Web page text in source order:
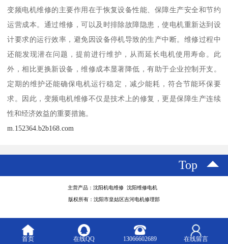
变频电机维修的主要作用在于恢复设备性能、保障生产安全和节约
运营成本。通过维修，可以及时排除故障隐患，使电机重新达到设
计要求的运行效率，避免因设备停机导致的生产中断。维修过程中
还能发现潜在问题，提前进行维护，从而延长电机使用寿命。此
外，相比更换新设备，维修成本显著降低，有助于企业控制开支。
定期的维护还能确保电机运行稳定，减少能耗，符合节能环保要
求。因此，变频电机维修不仅是技术上的修复，更是保障生产连续
性和经济效益的重要措施。
m.152364.b2b168.com
Top
主营产品：沈阳机电维修 沈阳维修电机
版权所有：沈阳市皇姑区吉河电机修理部
首页 在线QQ 13066602689 在线留言